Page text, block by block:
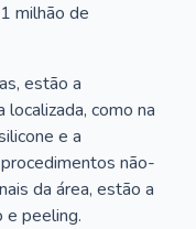
milhão de
estão a
como na
e a
não-
da área, estão a
e peeling.